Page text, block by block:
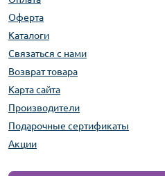
Оферта
Каталоги
Связаться с нами
Возврат товара
Карта сайта
Производители
Подарочные сертификаты
Акции